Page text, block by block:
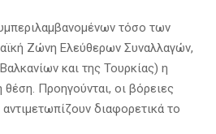
τόσο των
Ζώνη Ελεύθερων Συναλλαγών,
και της Τουρκίας) η
Προηγούνται, οι βόρειες
διαφορετικά το